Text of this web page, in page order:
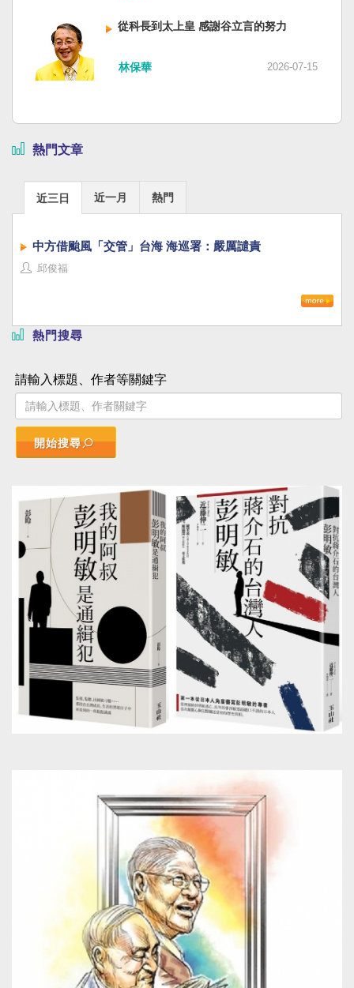
從科長到太上皇 感謝谷立言的努力
林保華 2026-07-15
熱門文章
近三日 近一月 熱門
中方借颱風「交管」台海 海巡署：嚴厲譴責
邱俊福
熱門搜尋
請輸入標題、作者等關鍵字
開始搜尋